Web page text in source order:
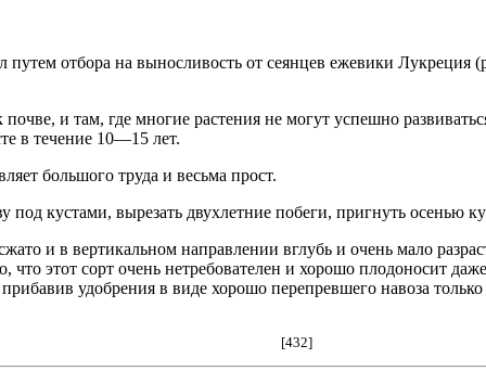
путем отбора на выносливость от сеянцев ежевики
и там, где многие растения не могут успешно
в течение 10—15 лет.
большого труда и весьма прост.
кустами, вырезать двухлетние побеги, пригнуть осенью
и в вертикальном направлении вглубь и очень мало
что этот сорт очень нетребователен и хорошо плодоносит
удобрения в виде хорошо перепревшего навоза
[432]